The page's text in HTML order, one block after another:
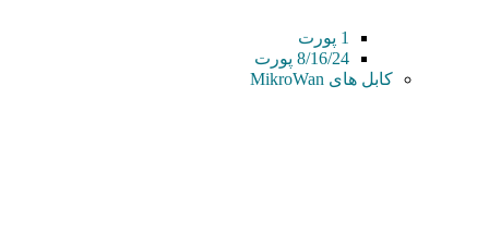
1 پورت
8/16/24 پورت
کابل های MikroWan